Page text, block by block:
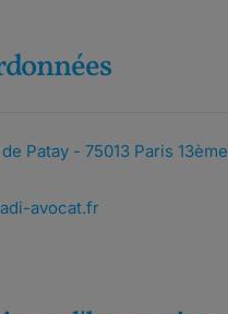
Patay - 75013 Paris 13ème
avocat.fr